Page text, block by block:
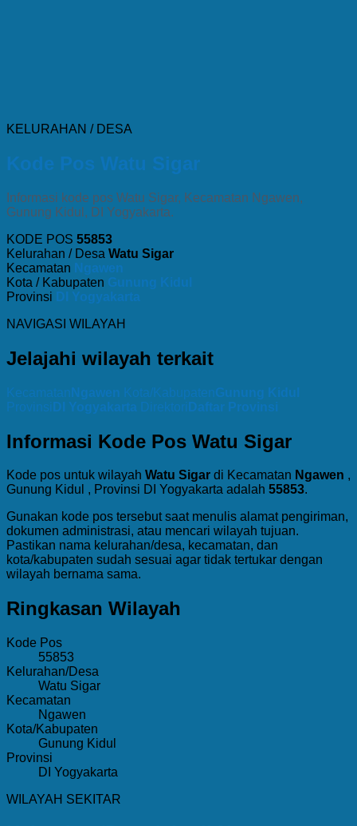
KELURAHAN / DESA
Kode Pos Watu Sigar
Informasi kode pos Watu Sigar, Kecamatan Ngawen,
Gunung Kidul, DI Yogyakarta.
KODE POS 55853
Kelurahan / Desa Watu Sigar
Kecamatan Ngawen
Kota / Kabupaten Gunung Kidul
Provinsi DI Yogyakarta
NAVIGASI WILAYAH
Jelajahi wilayah terkait
Kecamatan Ngawen Kota/KabupatenGunung Kidul
Provinsi DI Yogyakarta Direktori Daftar Provinsi
Informasi Kode Pos Watu Sigar
Kode pos untuk wilayah Watu Sigar di Kecamatan Ngawen ,
Gunung Kidul , Provinsi DI Yogyakarta adalah 55853.
Gunakan kode pos tersebut saat menulis alamat pengiriman,
dokumen administrasi, atau mencari wilayah tujuan.
Pastikan nama kelurahan/desa, kecamatan, dan
kota/kabupaten sudah sesuai agar tidak tertukar dengan
wilayah bernama sama.
Ringkasan Wilayah
Kode Pos
55853
Kelurahan/Desa
Watu Sigar
Kecamatan
Ngawen
Kota/Kabupaten
Gunung Kidul
Provinsi
DI Yogyakarta
WILAYAH SEKITAR